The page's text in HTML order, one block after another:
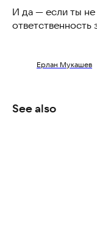
И да — если ты не
ответственность
Ерлан Мукашев
See also